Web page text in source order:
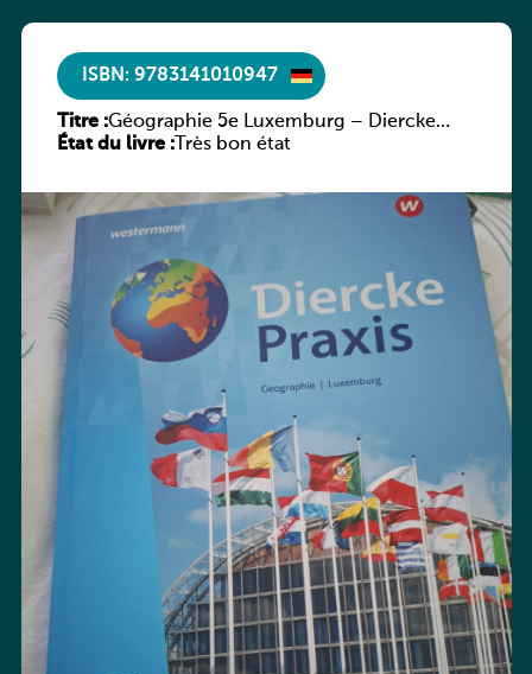
ISBN: 9783141010947
Titre :Géographie 5e Luxemburg – Diercke
Praxis
État du livre :Très bon état